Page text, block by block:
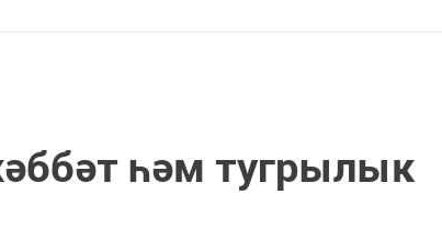
һәм тугрылык